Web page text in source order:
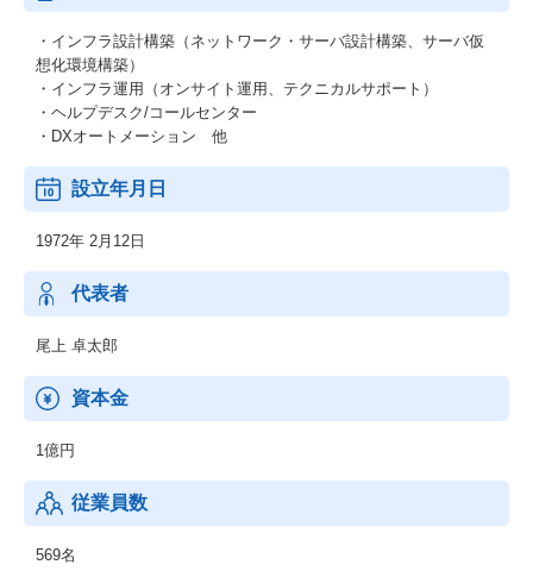
・インフラ設計構築（ネットワーク・サーバ設計構築、サーバ仮
想化環境構築）
・インフラ運用（オンサイト運用、テクニカルサポート）
・ヘルプデスク/コールセンター
・DXオートメーション 他
設立年月日
1972年 2月12日
代表者
尾上 卓太郎
資本金
1億円
従業員数
569名